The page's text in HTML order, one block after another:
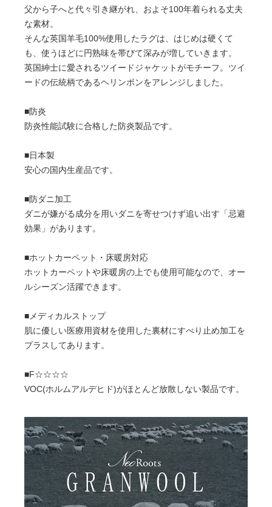
父から子へと代々引き継がれ、およそ100年着られる丈夫
な素材。
そんな英国羊毛100%使用したラグは、はじめは硬くて
も、使うほどに円熟味を帯びて深みが増していきます。
英国紳士に愛されるツイードジャケットがモチーフ。ツイ
ードの伝統柄であるヘリンボンをアレンジしました。
■防炎
防炎性能試験に合格した防炎製品です。
■日本製
安心の国内生産品です。
■防ダニ加工
ダニが嫌がる成分を用いダニを寄せつけず追い出す「忌避
効果」があります。
■ホットカーペット・床暖房対応
ホットカーペットや床暖房の上でも使用可能なので、オー
ルシーズン活躍できます。
■メディカルストップ
肌に優しい医療用資材を使用した裏材にすべり止め加工を
プラスしてあります。
■F☆☆☆☆
VOC(ホルムアルデヒド)がほとんど放散しない製品です。